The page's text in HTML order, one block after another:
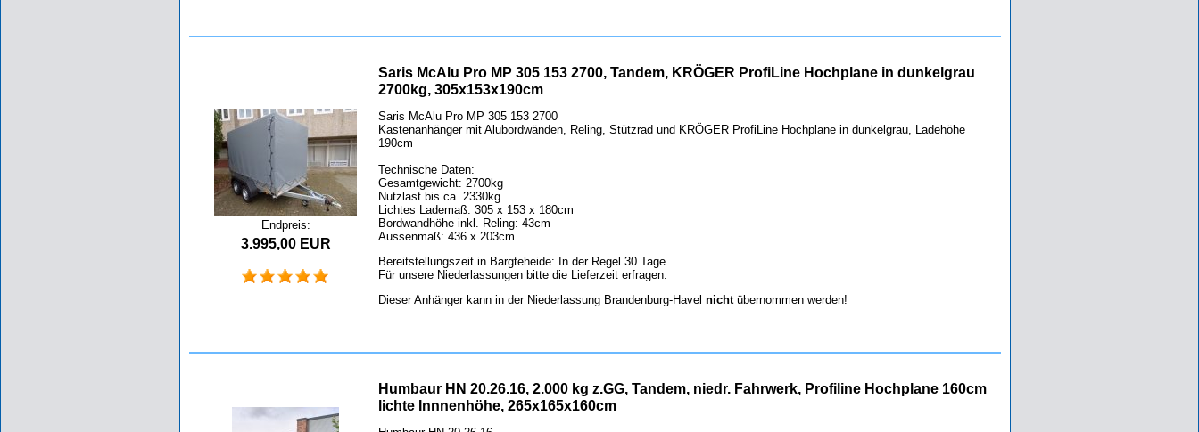
Endpreis:
3.995,00 EUR
Saris McAlu Pro MP 305 153 2700, Tandem, KRÖGER ProfiLine Hochplane in dunkelgrau
2700kg, 305x153x190cm
Saris McAlu Pro MP 305 153 2700
Kastenanhänger mit Alubordwänden, Reling, Stützrad und KRÖGER ProfiLine Hochplane in dunkelgrau, Ladehöhe
190cm
Technische Daten:
Gesamtgewicht: 2700kg
Nutzlast bis ca. 2330kg
Lichtes Lademaß: 305 x 153 x 180cm
Bordwandhöhe inkl. Reling: 43cm
Aussenmaß: 436 x 203cm
Bereitstellungszeit in Bargteheide: In der Regel 30 Tage.
Für unsere Niederlassungen bitte die Lieferzeit erfragen.
Dieser Anhänger kann in der Niederlassung Brandenburg-Havel nichtübernommen werden!
Humbaur HN 20.26.16, 2.000 kg z.GG, Tandem, niedr. Fahrwerk, Profiline Hochplane 160cm
lichte Innnenhöhe, 265x165x160cm